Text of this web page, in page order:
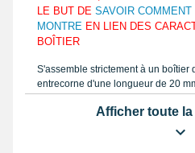
LE BUT DE SAVOIR
MONTRE EN LIEN DES
BOÎTIER
S'assemble strictement à un boîtier
entrecorne d'une longueur de 20
poignet et de confortablement le
bracelet montre à commander
Afficher toute